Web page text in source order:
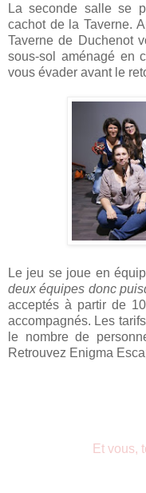
La seconde salle se
cachot de la Taverne.
Taverne de Duchenot
sous-sol aménagé en
vous évader avant le
Le jeu se joue en
deux équipes donc
acceptés à partir de
accompagnés. Les
le nombre de
Retrouvez Enigma
Et vous,